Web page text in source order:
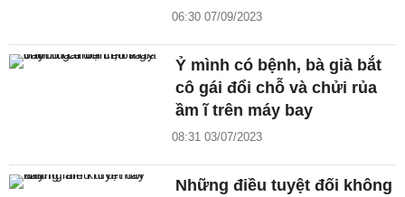
06:30 07/09/2023
Ỷ mình có bệnh, bà già bắt
cô gái đổi chỗ và chửi rủa
ầm ĩ trên máy bay
08:31 03/07/2023
Những điều tuyệt đối không